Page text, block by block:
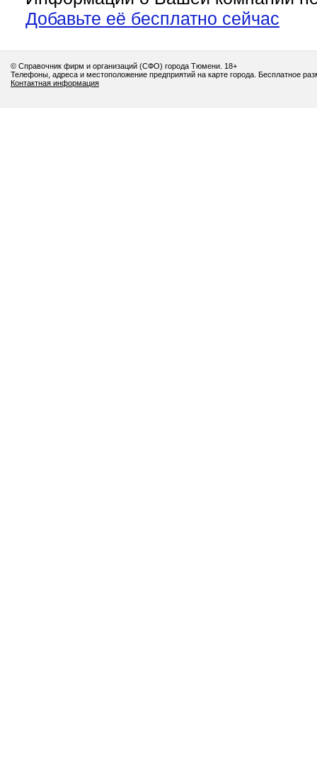
Добавьте её бесплатно сейчас
© Справочник фирм и организаций (СФО) города Тюмени. 18+
Телефоны, адреса и местоположение предприятий на карте города. Бесплатное
Контактная информация